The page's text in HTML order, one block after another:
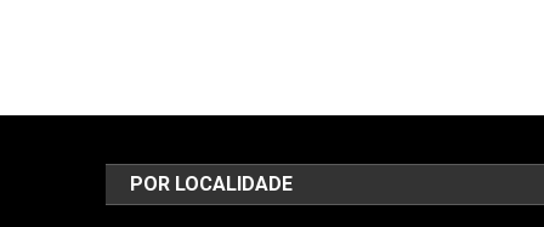
POR LOCALIDADE